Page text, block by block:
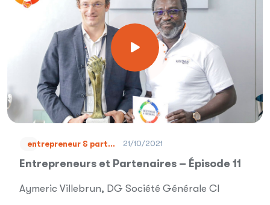
entrepreneur & part... 21/10/2021
Entrepreneurs et Partenaires – Épisode 11
Aymeric Villebrun, DG Société Générale CI